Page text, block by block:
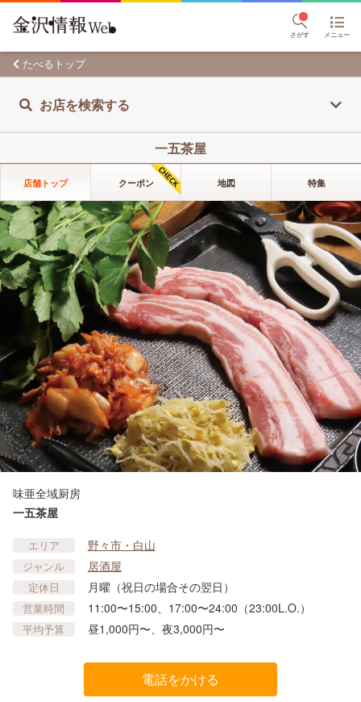
さがす メニュー
たべるトップ
お店を検索する
一五茶屋
店舗トップ クーポン 地図 特集
味亜全域厨房
一五茶屋
エリア 野々市・白山
ジャンル 居酒屋
定休日 月曜（祝日の場合その翌日）
営業時間 11:00〜15:00、17:00〜24:00（23:00L.O.）
平均予算 昼1,000円〜、夜3,000円〜
電話をかける